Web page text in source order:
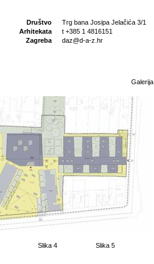
Društvo
Arhitekata
Zagreba
Trg bana Josipa Jelačića 3/1
t +385 1 4816151
daz@d-a-z.hr
Galerija
Slika 4 Slika 5